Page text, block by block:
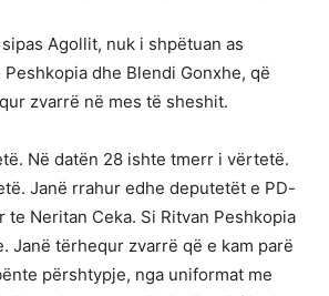
Agollit, nuk i shpëtuan as
dhe Blendi Gonxhe, që
zvarrë në mes të sheshit.
Në datën 28 ishte tmerr i vërtetë.
Janë rrahur edhe deputetët e PD-
te Neritan Ceka. Si Ritvan Peshkopia
Janë tërhequr zvarrë që e kam parë
përshtypje, nga uniformat me